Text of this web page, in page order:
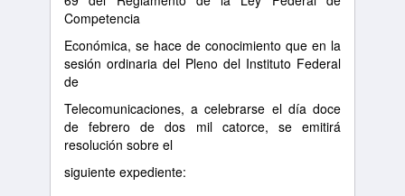
Competencia
Económica, se hace de conocimiento que en la
sesión ordinaria del Pleno del Instituto Federal
de
Telecomunicaciones, a celebrarse el día doce
de febrero de dos mil catorce, se emitirá
resolución sobre el
siguiente expediente: